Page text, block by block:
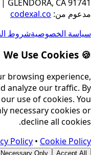
GLENDORA, CA 91741
|
مدعوم من:
codexal.co
سياسة الخصوصيةشروط
🍪 We Use Cookies
browsing experience,
analyze our traffic. By
use of cookies. You
necessary cookies or
decline all cookies.
Policy • Cookie Policy
Accept All
Necessary Only